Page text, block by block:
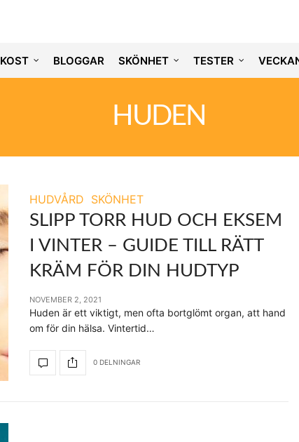
KOST BLOGGAR SKÖNHET TESTER
HUDEN
HUDVÅRD SKÖNHET
SLIPP TORR HUD OCH EKSEM
I VINTER – GUIDE TILL RÄTT
KRÄM FÖR DIN HUDTYP
NOVEMBER 2, 2021
Huden är ett viktigt, men ofta bortglömt organ, att hand
om för din hälsa. Vintertid…
0 DELNINGAR